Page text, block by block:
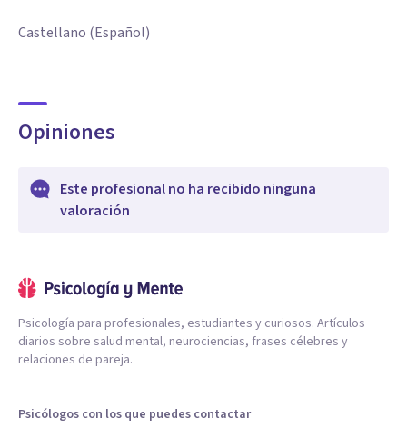
Castellano (Español)
Opiniones
Este profesional no ha recibido ninguna
valoración
Psicología para profesionales, estudiantes y curiosos. Artículos
diarios sobre salud mental, neurociencias, frases célebres y
relaciones de pareja.
Psicólogos con los que puedes contactar